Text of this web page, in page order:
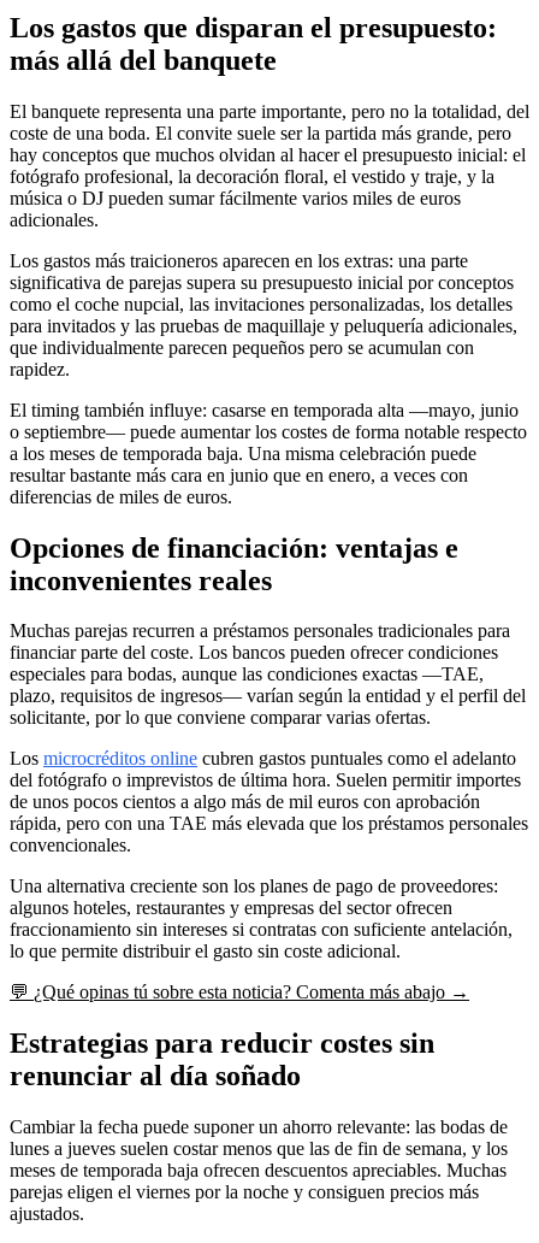
Los gastos que disparan el presupuesto:
más allá del banquete
El banquete representa una parte importante, pero no la totalidad, del
coste de una boda. El convite suele ser la partida más grande, pero
hay conceptos que muchos olvidan al hacer el presupuesto inicial: el
fotógrafo profesional, la decoración floral, el vestido y traje, y la
música o DJ pueden sumar fácilmente varios miles de euros
adicionales.
Los gastos más traicioneros aparecen en los extras: una parte
significativa de parejas supera su presupuesto inicial por conceptos
como el coche nupcial, las invitaciones personalizadas, los detalles
para invitados y las pruebas de maquillaje y peluquería adicionales,
que individualmente parecen pequeños pero se acumulan con
rapidez.
El timing también influye: casarse en temporada alta —mayo, junio
o septiembre— puede aumentar los costes de forma notable respecto
a los meses de temporada baja. Una misma celebración puede
resultar bastante más cara en junio que en enero, a veces con
diferencias de miles de euros.
Opciones de financiación: ventajas e
inconvenientes reales
Muchas parejas recurren a préstamos personales tradicionales para
financiar parte del coste. Los bancos pueden ofrecer condiciones
especiales para bodas, aunque las condiciones exactas —TAE,
plazo, requisitos de ingresos— varían según la entidad y el perfil del
solicitante, por lo que conviene comparar varias ofertas.
Los microcréditos online cubren gastos puntuales como el adelanto
del fotógrafo o imprevistos de última hora. Suelen permitir importes
de unos pocos cientos a algo más de mil euros con aprobación
rápida, pero con una TAE más elevada que los préstamos personales
convencionales.
Una alternativa creciente son los planes de pago de proveedores:
algunos hoteles, restaurantes y empresas del sector ofrecen
fraccionamiento sin intereses si contratas con suficiente antelación,
lo que permite distribuir el gasto sin coste adicional.
💬 ¿Qué opinas tú sobre esta noticia? Comenta más abajo →
Estrategias para reducir costes sin
renunciar al día soñado
Cambiar la fecha puede suponer un ahorro relevante: las bodas de
lunes a jueves suelen costar menos que las de fin de semana, y los
meses de temporada baja ofrecen descuentos apreciables. Muchas
parejas eligen el viernes por la noche y consiguen precios más
ajustados.